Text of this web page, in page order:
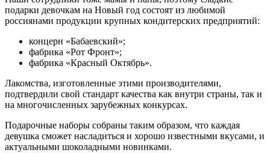
подарки девочкам на Новый год состоят из любимой
россиянами продукции крупных кондитерских предприятий:
концерн «Бабаевский»;
фабрика «Рот Фронт»;
фабрика «Красный Октябрь».
Лакомства, изготовленные этими производителями,
подтвердили свой стандарт качества как внутри страны, так и
на многочисленных зарубежных конкурсах.
Подарочные наборы собраны таким образом, что каждая
девушка сможет насладиться и хорошо известными вкусами, и
актуальными шоколадными новинками.